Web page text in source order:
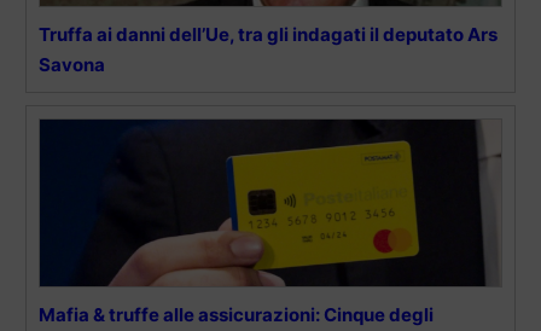
Truffa ai danni dell’Ue, tra gli indagati il deputato Ars
Savona
Mafia & truffe alle assicurazioni: Cinque degli